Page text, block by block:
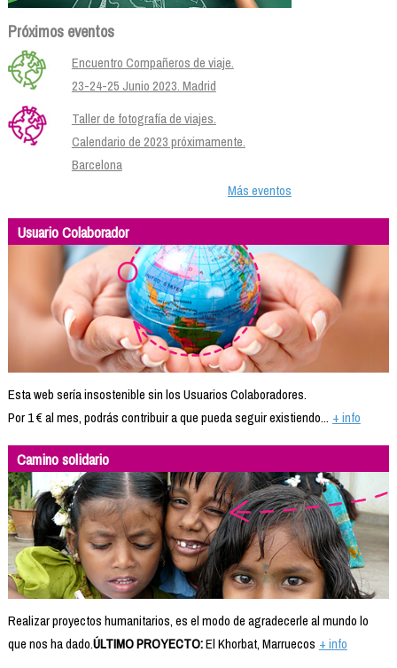
Próximos eventos
Encuentro Compañeros de viaje.
23-24-25 Junio 2023. Madrid
Taller de fotografía de viajes.
Calendario de 2023 próximamente.
Barcelona
Más eventos
Usuario Colaborador
Esta web sería insostenible sin los Usuarios Colaboradores.
Por 1 € al mes, podrás contribuir a que pueda seguir existiendo... + info
Camino solidario
Realizar proyectos humanitarios, es el modo de agradecerle al mundo lo
que nos ha dado.ÚLTIMO PROYECTO:El Khorbat, Marruecos + info